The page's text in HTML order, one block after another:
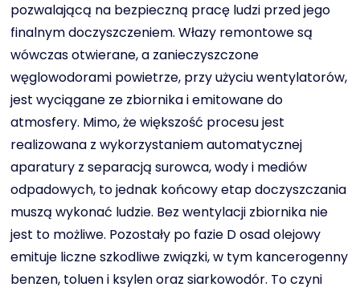
pozwalającą na bezpieczną pracę ludzi przed jego
finalnym doczyszczeniem. Włazy remontowe są
wówczas otwierane, a zanieczyszczone
węglowodorami powietrze, przy użyciu wentylatorów,
jest wyciągane ze zbiornika i emitowane do
atmosfery. Mimo, że większość procesu jest
realizowana z wykorzystaniem automatycznej
aparatury z separacją surowca, wody i mediów
odpadowych, to jednak końcowy etap doczyszczania
muszą wykonać ludzie. Bez wentylacji zbiornika nie
jest to możliwe. Pozostały po fazie D osad olejowy
emituje liczne szkodliwe związki, w tym kancerogenny
benzen, toluen i ksylen oraz siarkowodór. To czyni